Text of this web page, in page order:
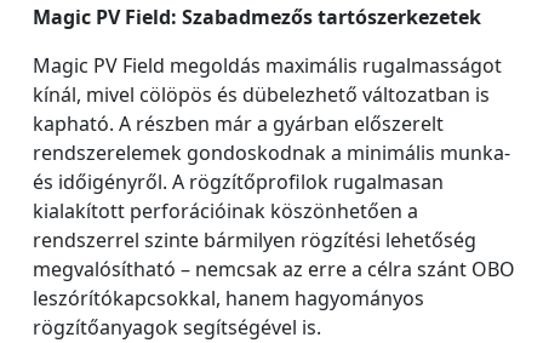
Magic PV Field: Szabadmezős tartószerkezetek
Magic PV Field megoldás maximális rugalmasságot
kínál, mivel cölöpös és dübelezhető változatban is
kapható. A részben már a gyárban előszerelt
rendszerelemek gondoskodnak a minimális munka-
és időigényről. A rögzítőprofilok rugalmasan
kialakított perforációinak köszönhetően a
rendszerrel szinte bármilyen rögzítési lehetőség
megvalósítható – nemcsak az erre a célra szánt OBO
leszórítókapcsokkal, hanem hagyományos
rögzítőanyagok segítségével is.